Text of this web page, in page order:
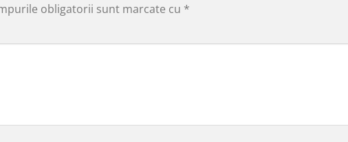
obligatorii sunt marcate cu *